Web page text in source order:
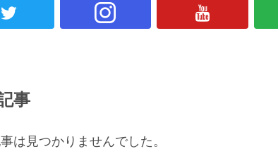
事
は見つかりませんでした。